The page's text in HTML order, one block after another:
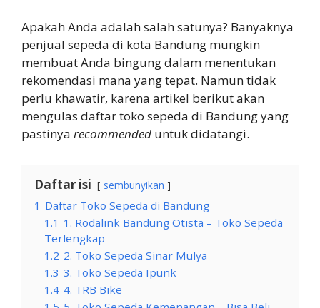
Apakah Anda adalah salah satunya? Banyaknya
penjual sepeda di kota Bandung mungkin
membuat Anda bingung dalam menentukan
rekomendasi mana yang tepat. Namun tidak
perlu khawatir, karena artikel berikut akan
mengulas daftar toko sepeda di Bandung yang
pastinya recommended untuk didatangi.
Daftar isi sembunyikan
1 Daftar Toko Sepeda di Bandung
1.1 1. Rodalink Bandung Otista – Toko Sepeda
Terlengkap
1.2 2. Toko Sepeda Sinar Mulya
1.3 3. Toko Sepeda Ipunk
1.4 4. TRB Bike